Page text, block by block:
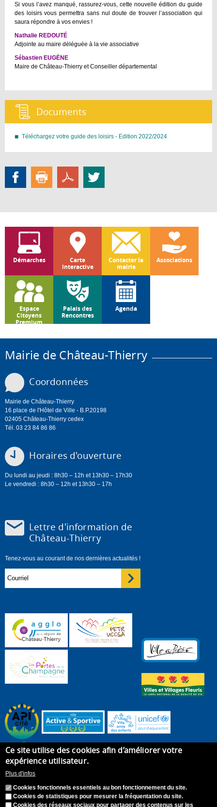
Si vous l’avez manqué, rassurez-vous, cette nouvelle édition du guide
des loisirs vous permettra sans nul doute de trouver l’association qui
saura répondre à vos envies !
Nathalie REDOUTÉ
Adjointe au maire déléguée à la vie associative
Sébastien EUGÈNE
Maire de Château-Thierry et Conseiller départemental
Documents :
Téléchargez votre guide des loisirs - Edition 2022/2024
Démarches
Carte
interactive
Contacter la
mairie
Associations
Espace
Citoyens
Premium
Palais des
Rencontres
Agenda
Mairie de Château-Thierry
Coordonnées
Mairie de Château-Thierry
16 place de l'Hôtel de Ville - B.P.20198
02405 Château-Thierry cedex
Tél. 03 23 84 86 86
Horaires d'ouverture
Du lundi au jeudi : 8h30 – 12h et 13h30 – 17h30
Le vendredi : 8h30 – 12h et 13h30 – 17h
Lettre d'information de
Château-Thierry
Tenez-vous au courant de nos dernières actualités !
Ce site utilise des cookies afin d’améliorer votre
expérience utilisateur.
Plus d'infos
Cookies fonctionnels essentiels au bon fonctionnement du site.
Cookies de statistiques pour mesurer la fréquentation du site.
Cookies des réseaux sociaux pour partager des contenus sur les